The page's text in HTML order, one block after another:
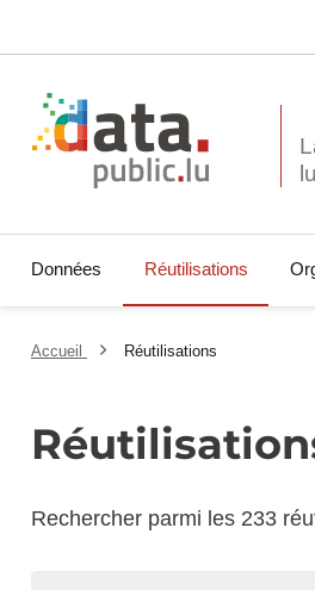
Données Réutilisations
Accueil Réutilisations
Rechercher parmi les 233